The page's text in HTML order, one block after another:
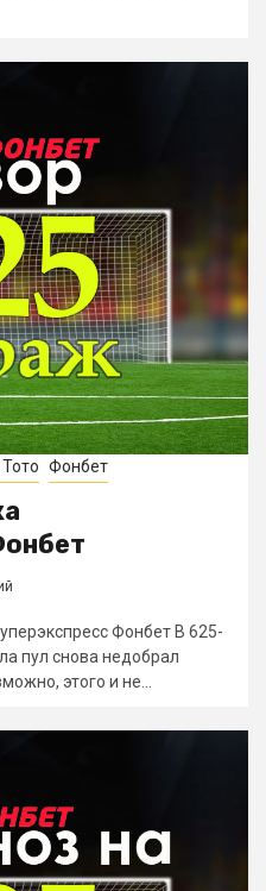
Фонбет
Фонбет В 625-
пул снова недобрал
этого и не...